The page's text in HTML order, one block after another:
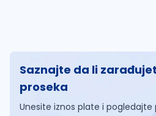
Saznajte da li
proseka
Unesite iznos plate i pogledajte